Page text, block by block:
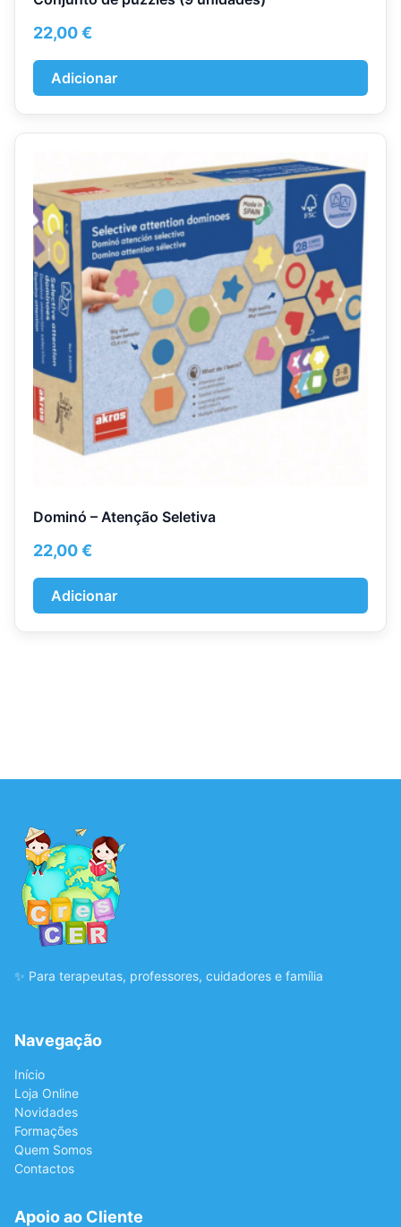
22,00€
Adicionar
Dominó – Atenção Seletiva
22,00€
Adicionar
✨ Para terapeutas, professores, cuidadores e família
Navegação
Início
Loja Online
Novidades
Formações
Quem Somos
Contactos
Apoio ao Cliente